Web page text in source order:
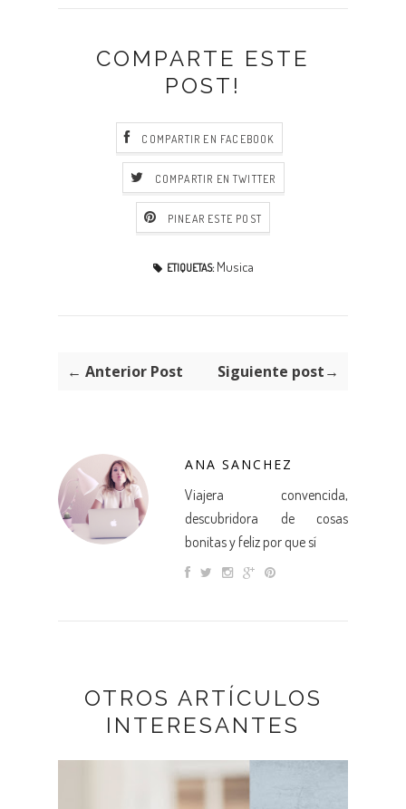
COMPARTE ESTE
POST!
COMPARTIR EN FACEBOOK
COMPARTIR EN TWITTER
PINEAR ESTE POST
ETIQUETAS: Musica
← Anterior Post Siguiente post→
ANA SANCHEZ
Viajera convencida,
descubridora de cosas
bonitas y feliz por que sí
OTROS ARTÍCULOS
INTERESANTES